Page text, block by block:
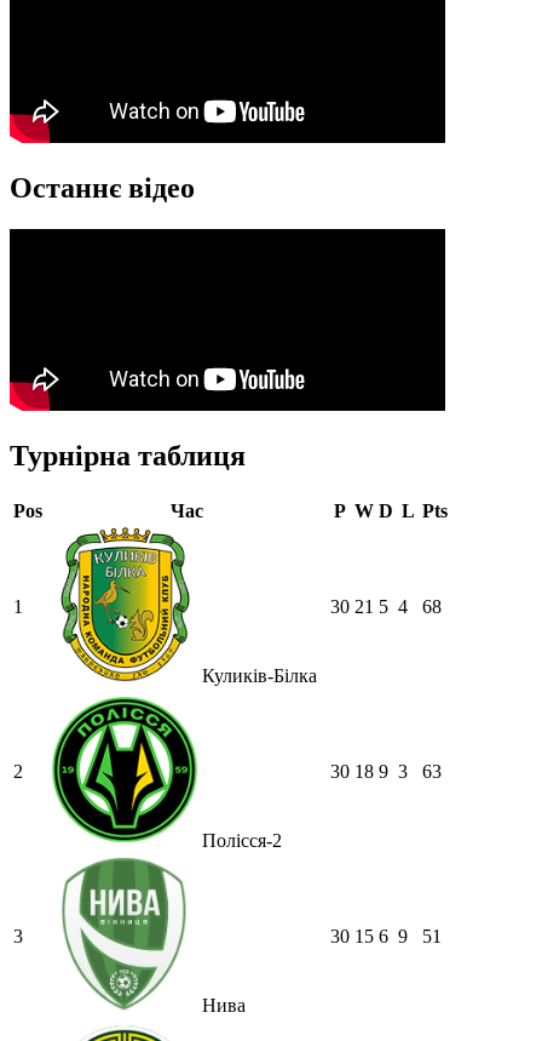
Останнє відео
Турнірна таблиця
Pos Час P W D L Pts
1
Куликів-Білка
30 21 5 4 68
2
Полісся-2
30 18 9 3 63
3
Нива
30 15 6 9 51